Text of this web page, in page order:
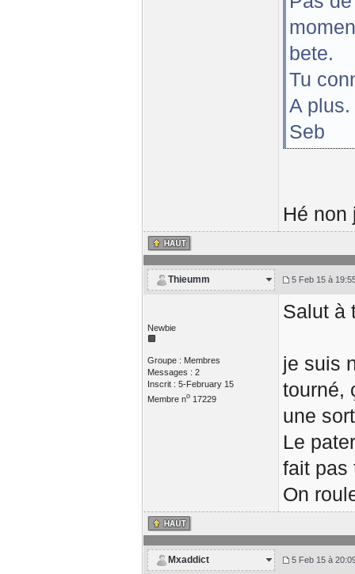
bete.
Tu
A plus.
Seb
Hé non
Thieumm 5 Feb 15 à
Newbie
Groupe : Membres
Messages : 2
Inscrit : 5-February 15
Membre no17229
Salut à
je suis
tourné,
une
Le
fait
On
Mxaddict 5 Feb 15 à